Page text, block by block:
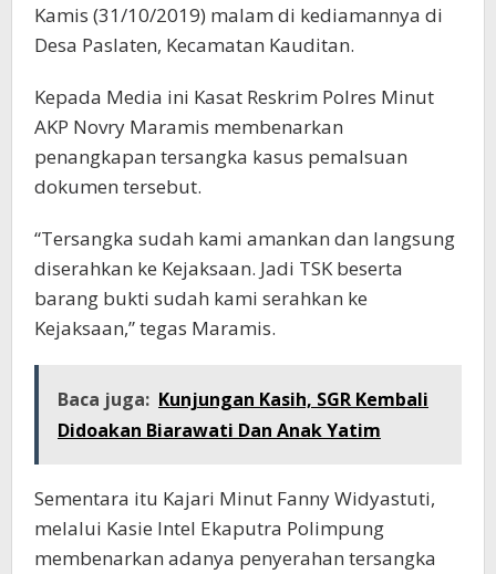
Kamis (31/10/2019) malam di kediamannya di
Desa Paslaten, Kecamatan Kauditan.
Kepada Media ini Kasat Reskrim Polres Minut
AKP Novry Maramis membenarkan
penangkapan tersangka kasus pemalsuan
dokumen tersebut.
“Tersangka sudah kami amankan dan langsung
diserahkan ke Kejaksaan. Jadi TSK beserta
barang bukti sudah kami serahkan ke
Kejaksaan,” tegas Maramis.
Baca juga: Kunjungan Kasih, SGR Kembali
Didoakan Biarawati Dan Anak Yatim
Sementara itu Kajari Minut Fanny Widyastuti,
melalui Kasie Intel Ekaputra Polimpung
membenarkan adanya penyerahan tersangka